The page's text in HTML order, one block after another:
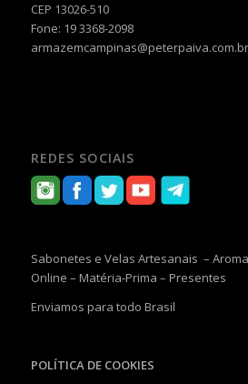
CEP 13026-510
Fone: 19 3368-2098
armazemcampinas@peterpaiva.com.br
REDES SOCIAIS
Sabonetes e Velas Artesanais –
Online – Matéria-Prima – Presentes
Enviamos para todo Brasil
POLÍTICA DE COOKIES